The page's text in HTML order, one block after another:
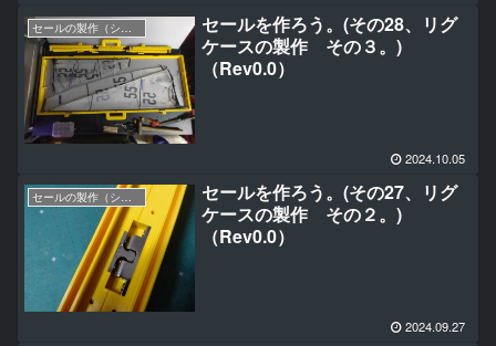
セールの製作（シングルパネル編）
セールを作ろう。(その28、リグ
ケースの製作 その３。)
（Rev0.0）
2024.10.05
セールを作ろう。(その27、リグ
ケースの製作 その２。)
（Rev0.0）
2024.09.27